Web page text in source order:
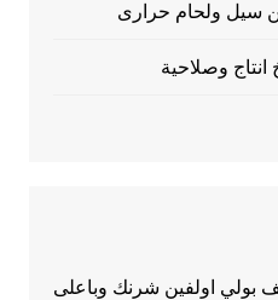
سيل ولحام حرارى
وصلاحية
بولي اولفين شرنك وباعلى